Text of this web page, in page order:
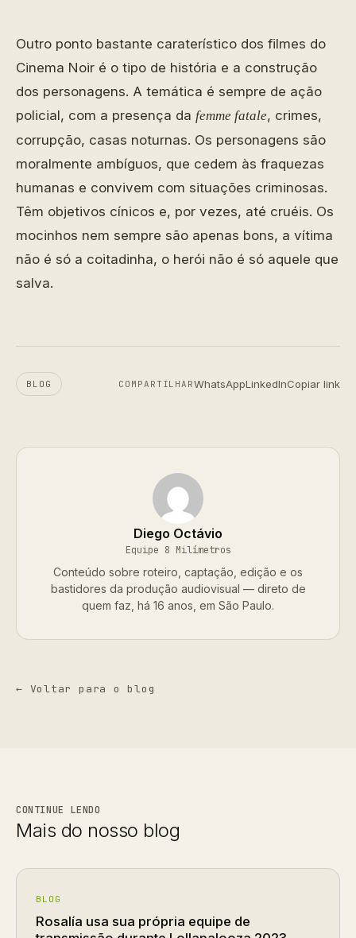
Outro ponto bastante caraterístico dos filmes do
Cinema Noir é o tipo de história e a construção
dos personagens. A temática é sempre de ação
policial, com a presença da femme fatale, crimes,
corrupção, casas noturnas. Os personagens são
moralmente ambíguos, que cedem às fraquezas
humanas e convivem com situações criminosas.
Têm objetivos cínicos e, por vezes, até cruéis. Os
mocinhos nem sempre são apenas bons, a vítima
não é só a coitadinha, o herói não é só aquele que
salva.
BLOG COMPARTILHARWhatsAppLinkedInCopiar link
Diego Octávio
Equipe 8 Milímetros
Conteúdo sobre roteiro, captação, edição e os
bastidores da produção audiovisual — direto de
quem faz, há 16 anos, em São Paulo.
← Voltar para o blog
CONTINUE LENDO
Mais do nosso blog
BLOG
Rosalía usa sua própria equipe de